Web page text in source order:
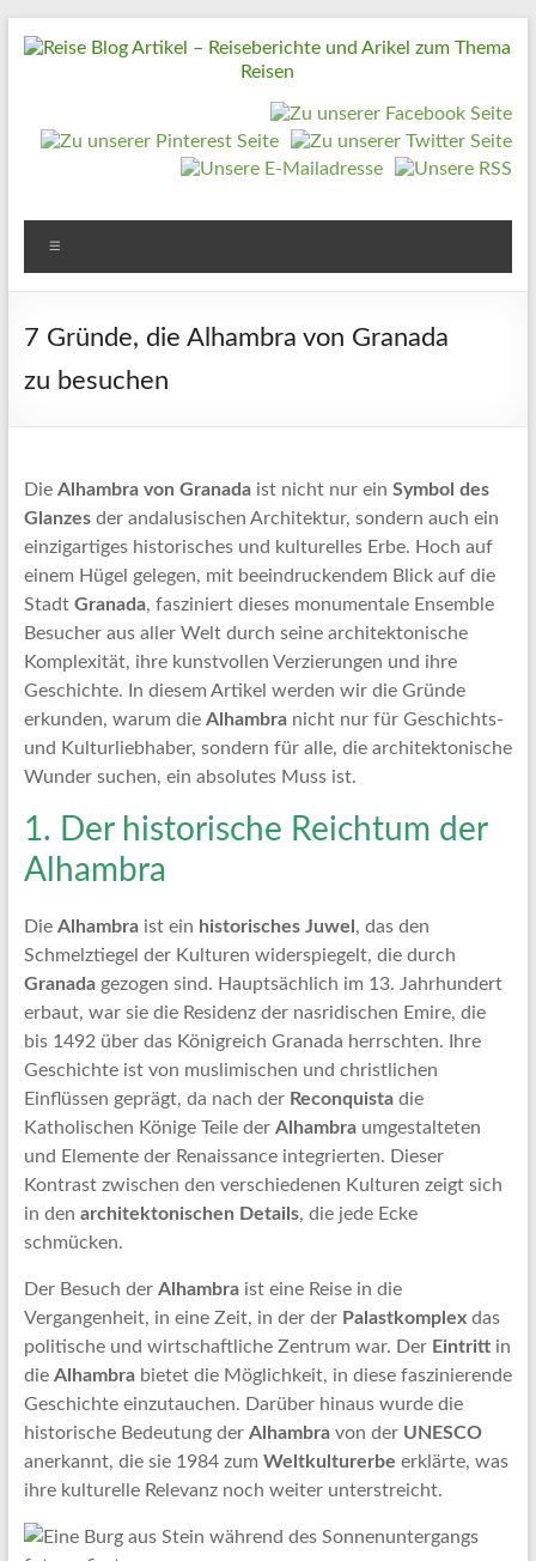
Inhalt
Blog
–
Reiseberichte
Arikel
zum
Thema
Reise
Urlaub,
Artikel
Tipps
und
Informationen
zum
Thema
Reisen
7 Gründe, die Alhambra von Granada
zu besuchen
Die Alhambra von Granadaist nicht nur ein Symbol des
Glanzesder andalusischen Architektur, sondern auch ein
einzigartiges historisches und kulturelles Erbe. Hoch auf
einem Hügel gelegen, mit beeindruckendem Blick auf die
Stadt Granada, fasziniert dieses monumentale Ensemble
Besucher aus aller Welt durch seine architektonische
Komplexität, ihre kunstvollen Verzierungen und ihre
Geschichte. In diesem Artikel werden wir die Gründe
erkunden, warum die Alhambranicht nur für Geschichts-
und Kulturliebhaber, sondern für alle, die architektonische
Wunder suchen, ein absolutes Muss ist.
1. Der historische Reichtum der
Alhambra
Die Alhambraist ein historisches Juwel , das den
Schmelztiegel der Kulturen widerspiegelt, die durch
Granadagezogen sind. Hauptsächlich im 13. Jahrhundert
erbaut, war sie die Residenz der nasridischen Emire, die
bis 1492 über das Königreich Granada herrschten. Ihre
Geschichte ist von muslimischen und christlichen
Einflüssen geprägt, da nach der Reconquistadie
Katholischen Könige Teile der Alhambraumgestalteten
und Elemente der Renaissance integrierten. Dieser
Kontrast zwischen den verschiedenen Kulturen zeigt sich
in den architektonischen Details, die jede Ecke
schmücken.
Der Besuch der Alhambraist eine Reise in die
Vergangenheit, in eine Zeit, in der der Palastkomplexdas
politische und wirtschaftliche Zentrum war. Der Eintrittin
die Alhambrabietet die Möglichkeit, in diese faszinierende
Geschichte einzutauchen. Darüber hinaus wurde die
historische Bedeutung der Alhambravon der UNESCO
anerkannt, die sie 1984 zum Weltkulturerbe erklärte, was
ihre kulturelle Relevanz noch weiter unterstreicht.